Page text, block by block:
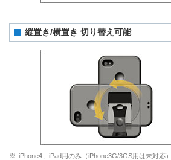
縦置き/横置き 切り替え可能
※ iPhone4、iPad用のみ（iPhone3G/3GS用は未対応）